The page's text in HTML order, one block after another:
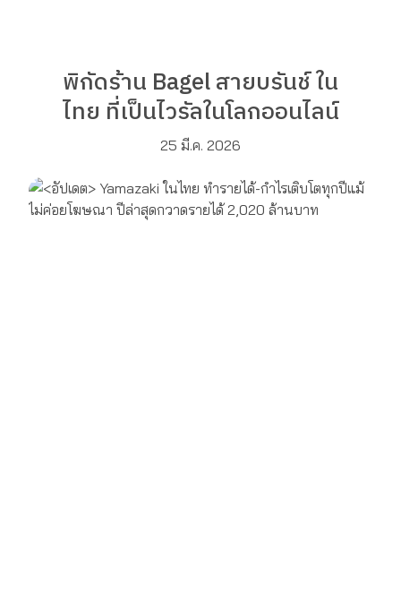
พิกัดร้าน Bagel สายบรันช์ ใน
ไทย ที่เป็นไวรัลในโลกออนไลน์
25 มี.ค. 2026